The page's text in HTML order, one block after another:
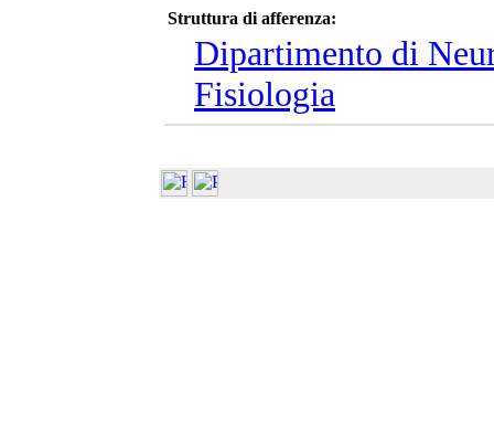
Struttura di afferenza:
Dipartimento di
Fisiologia